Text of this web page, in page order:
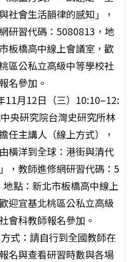
社會生活韻律的感知」，
研習代碼：5080813，地
板橋高中線上會議室，歡
區公私立高級中等學校社
名參加。
11月12日（三）10:10–12:
央研究院台灣史研究所林
任主講人（線上方式），
橫洋到全球：港街與清代
，教師進修網研習代碼：5
點：新北市板橋高中線上
迎宜基北桃區公私立高級
會科教師報名參加。
式：請自行到全國教師在
名與查看研習時數與各場